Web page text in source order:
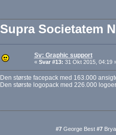
Supra Societatem
Sv: Graphic support
« Svar #13: 31 Okt 2015, 04:19
Den største facepack med 163.000
Den største logopack med 226.000
#7George Best #7